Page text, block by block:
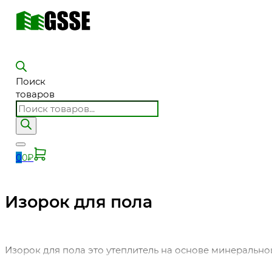
Поиск
товаров
00₽
Изорок для пола
Изорок для пола это утеплитель на основе